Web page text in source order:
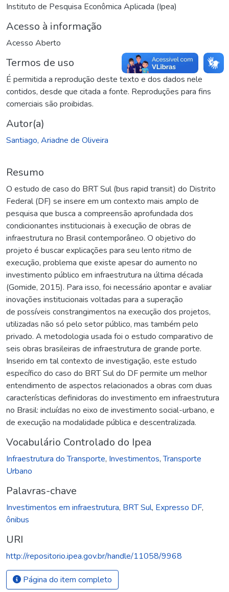
Instituto de Pesquisa Econômica Aplicada (Ipea)
Acesso à informação
Acesso Aberto
Termos de uso
É permitida a reprodução deste texto e dos dados nele
contidos, desde que citada a fonte. Reproduções para fins
comerciais são proibidas.
Autor(a)
Santiago, Ariadne de Oliveira
Resumo
O estudo de caso do BRT Sul (bus rapid transit) do Distrito
Federal (DF) se insere em um contexto mais amplo de
pesquisa que busca a compreensão aprofundada dos
condicionantes institucionais à execução de obras de
infraestrutura no Brasil contemporâneo. O objetivo do
projeto é buscar explicações para seu lento ritmo de
execução, problema que existe apesar do aumento no
investimento público em infraestrutura na última década
(Gomide, 2015). Para isso, foi necessário apontar e avaliar
inovações institucionais voltadas para a superação
de possíveis constrangimentos na execução dos projetos,
utilizadas não só pelo setor público, mas também pelo
privado. A metodologia usada foi o estudo comparativo de
seis obras brasileiras de infraestrutura de grande porte.
Inserido em tal contexto de investigação, este estudo
específico do caso do BRT Sul do DF permite um melhor
entendimento de aspectos relacionados a obras com duas
características definidoras do investimento em infraestrutura
no Brasil: incluídas no eixo de investimento social-urbano, e
de execução na modalidade pública e descentralizada.
Vocabulário Controlado do Ipea
Infraestrutura do Transporte, Investimentos,Transporte
Urbano
Palavras-chave
Investimentos em infraestrutura, BRT Sul, Expresso DF,
ônibus
URI
http://repositorio.ipea.gov.br/handle/11058/9968
Página do item completo